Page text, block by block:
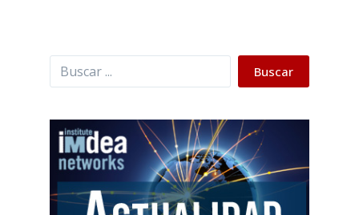
Buscar Buscar